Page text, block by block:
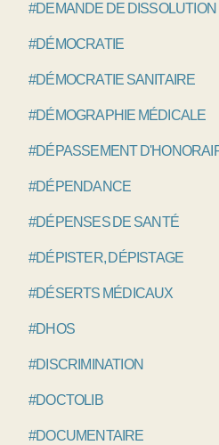
#DEMANDE DE DISSOLUTION
#DÉMOCRATIE
#DÉMOCRATIE SANITAIRE
#DÉMOGRAPHIE MÉDICALE
#DÉPASSEMENT
#DÉPENDANCE
#DÉPENSES DE SANTÉ
#DÉPISTER, DÉPISTAGE
#DÉSERTS MÉDICAUX
#DHOS
#DISCRIMINATION
#DOCTOLIB
#DOCUMENTAIRE